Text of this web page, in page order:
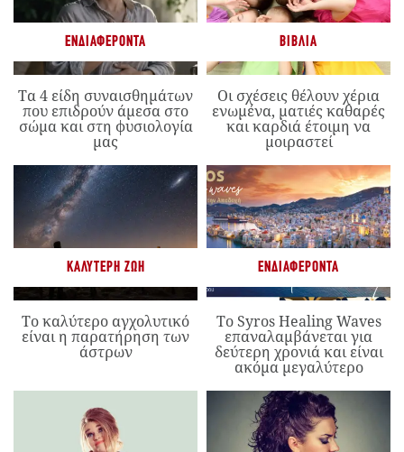
ΕΝΔΙΑΦΈΡΟΝΤΑ
Τα 4 είδη συναισθημάτων
που επιδρούν άμεσα στο
σώμα και στη φυσιολογία
μας
ΒΙΒΛΊΑ
Οι σχέσεις θέλουν χέρια
ενωμένα, ματιές καθαρές
και καρδιά έτοιμη να
μοιραστεί
ΚΑΛΎΤΕΡΗ ΖΩΉ
Το καλύτερο αγχολυτικό
είναι η παρατήρηση των
άστρων
ΕΝΔΙΑΦΈΡΟΝΤΑ
Το Syros Healing Waves
επαναλαμβάνεται για
δεύτερη χρονιά και είναι
ακόμα μεγαλύτερο